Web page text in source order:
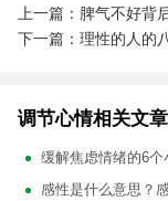
上一篇：脾气不好背
下一篇：理性的人的
调节心情相关文章
缓解焦虑情绪的6个
感性是什么意思？